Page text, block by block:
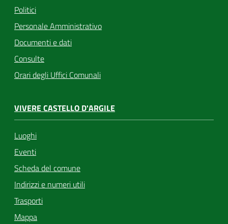
Politici
Personale Amministrativo
Documenti e dati
Consulte
Orari degli Uffici Comunali
VIVERE CASTELLO D'ARGILE
Luoghi
Eventi
Scheda del comune
Indirizzi e numeri utili
Trasporti
Mappa